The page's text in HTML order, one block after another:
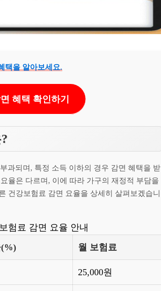
택을 알아보세요.
혜택 확인하기
과되며, 특정 소득 이하의 경우 감면 혜택을 받
율은 다르며, 이에 따라 가구의 재정적 부담을
건강보험료 감면 요율을 상세히 살펴보겠습니
험료 감면 요율 안내
(%) 월 보험료
25,000원